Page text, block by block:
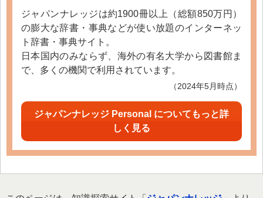
ジャパンナレッジは約1900冊以上（総額850万円）
の膨大な辞書・事典などが使い放題のインターネッ
ト辞書・事典サイト。
日本国内のみならず、海外の有名大学から図書館ま
で、多くの機関で利用されています。
（2024年5月時点）
ジャパンナレッジ Personal についてもっと詳
しく見る